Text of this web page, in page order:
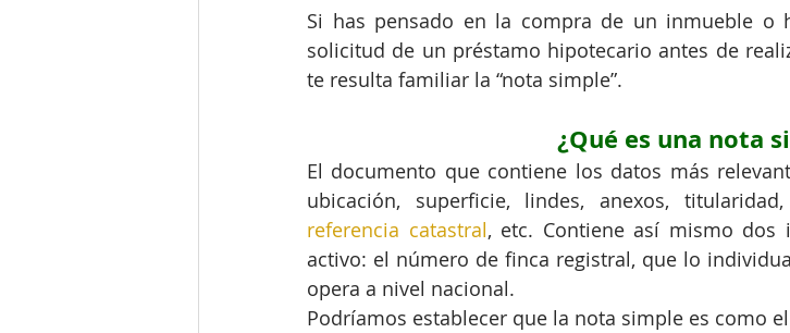
Si has pensado en la compra de un inmueble o
solicitud de un préstamo hipotecario antes de
te resulta familiar la “nota simple”.
¿Qué es una nota
El documento que contiene los datos más
referencia catastral, etc. Contiene así mismo dos
activo: el número de finca registral, que lo
opera a nivel nacional.
Podríamos establecer que la nota simple es como